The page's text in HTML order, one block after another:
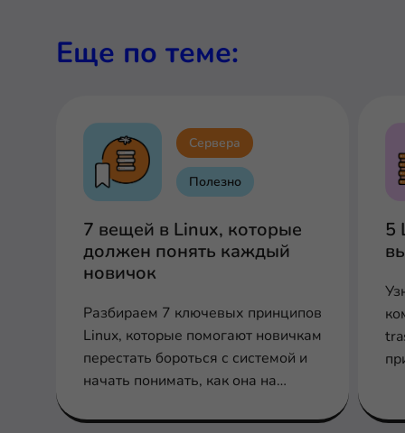
Еще по теме:
Сервера
Полезно
7 вещей в Linux, которые
должен понять каждый
новичок
Разбираем 7 ключевых принципов
Linux, которые помогают новичкам
перестать бороться с системой и
начать понимать, как она на
5